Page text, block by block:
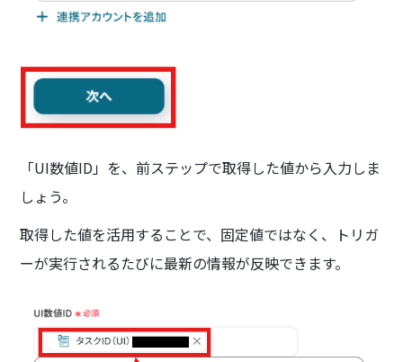
「UI数値ID」を、前ステップで取得した値から入力しま
しょう。
取得した値を活用することで、固定値ではなく、トリガ
ーが実行されるたびに最新の情報が反映できます。